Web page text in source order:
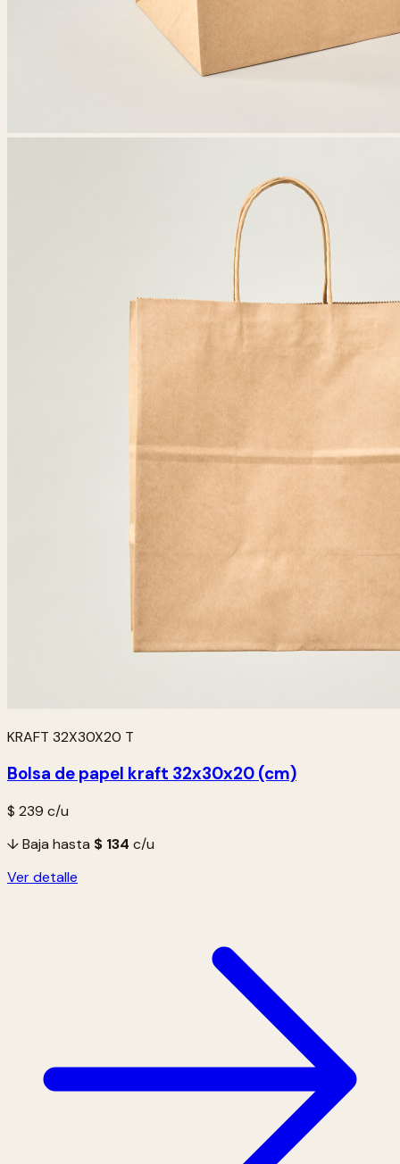
KRAFT 32X30X20 T
Bolsa de papel kraft 32x30x20 (cm)
$ 239 c/u
↓ Baja hasta $ 134 c/u
Ver detalle